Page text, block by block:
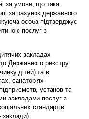
за умови, що така
за рахунок державного
особа підтверджує
послуг з
закладах
Державного реєстру
дітей) та в
санаторіях-
установ та
закладами послуг з
стандартів
заклади).